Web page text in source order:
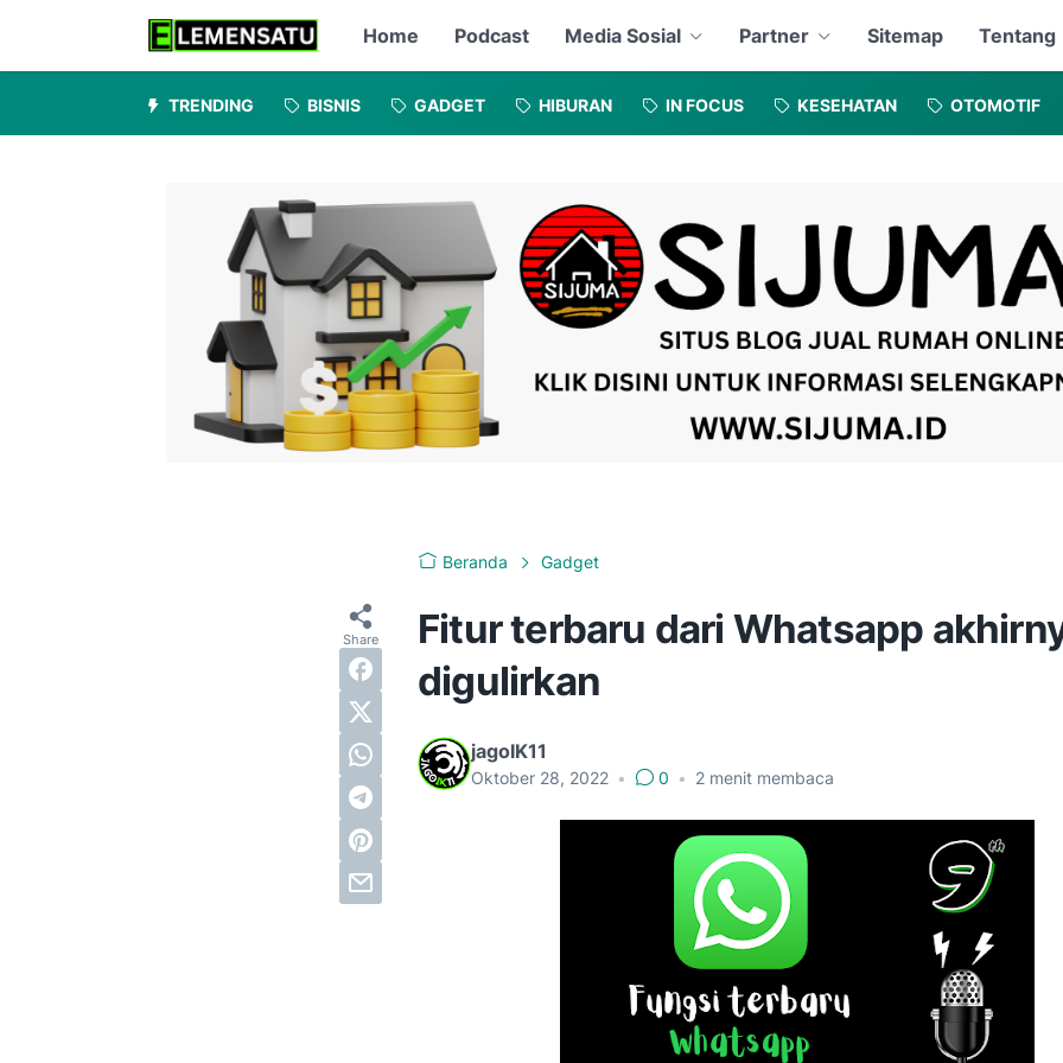
Home Podcast Media Sosial Partner Sitemap Tentang
TRENDING BISNIS GADGET HIBURAN IN FOCUS KESEHATAN OTOMOTIF
Beranda Gadget
Fitur terbaru dari Whatsapp
digulirkan
jagoIK11
Oktober 28, 2022 • 0 • 2 menit membaca